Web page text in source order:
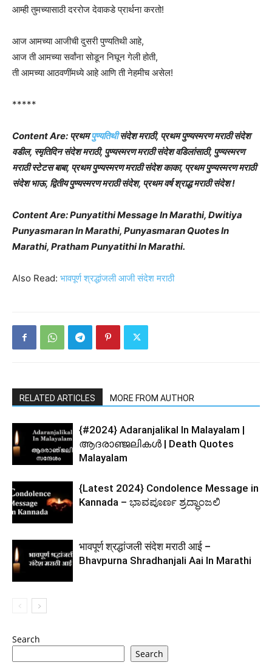
आम्ही तुमच्यासाठी दररोज देवाकडे प्रार्थना करतो!
आज आमच्या आजीची दुसरी पुण्यतिथी आहे,
आज ती आमच्या सर्वांना सोडून निघून गेली होती,
ती आमच्या आठवणींमध्ये आहे आणि ती नेहमीच असेल!
*****
Content Are: प्रथमपुण्यतिथीसंदेश मराठी, प्रथम पुण्यस्मरण मराठी संदेश
वडील, स्मृतिदिन संदेश मराठी, पुण्यस्मरण मराठी संदेश वडिलांसाठी, पुण्यस्मरण
मराठी स्टेटस बाबा, प्रथम पुण्यस्मरण मराठी संदेश काका, प्रथम पुण्यस्मरण मराठी
संदेश भाऊ, द्वितीय पुण्यस्मरण मराठी संदेश, प्रथम वर्ष श्राद्ध मराठी संदेश !
Content Are: Punyatithi Message In Marathi, Dwitiya
Punyasmaran In Marathi, Punyasmaran Quotes In
Marathi, Pratham Punyatithi In Marathi.
Also Read: भावपूर्ण श्रद्धांजली आजी संदेश मराठी
RELATED ARTICLES MORE FROM AUTHOR
{#2024} Adaranjalikal In Malayalam |
ആദരാഞ്ജലികൾ | Death Quotes
Malayalam
{Latest 2024} Condolence Message in
Kannada – ಭಾವಪೂರ್ಣ ಶ್ರದ್ಧಾಂಜಲಿ
भावपूर्ण श्रद्धांजली संदेश मराठी आई –
Bhavpurna Shradhanjali Aai In Marathi
Search
Search